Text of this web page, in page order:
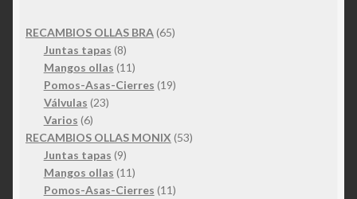
RECAMBIOS OLLAS BRA 6565
Juntas tapas 88
productos
Mangos ollas 1111
productos
Pomos-Asas-Cierres 1919
Válvulas 2323
Varios 66
productos
RECAMBIOS OLLAS MONIX 5353
Juntas tapas 99
productos
Mangos ollas 1111
productos
Pomos-Asas-Cierres 1111